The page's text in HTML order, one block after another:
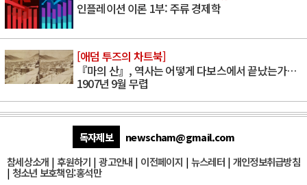
인플레이션 이론 1부: 주류 경제학
[애덤 투즈의 차트북]
『마의 산』, 역사는 어떻게 다보스에서 끝났는가…
1907년 9월 무렵
독자제보
newscham@gmail.com
참세상소개 | 후원하기 |광고안내 | 이전페이지 | 뉴스레터| 개인정보취급방침
| 청소년 보호책임:홍석만